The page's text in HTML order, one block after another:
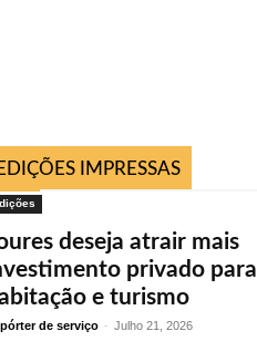
EDIÇÕES IMPRESSAS
deseja atrair mais
privado para
e turismo
de serviço - Julho 21, 2026